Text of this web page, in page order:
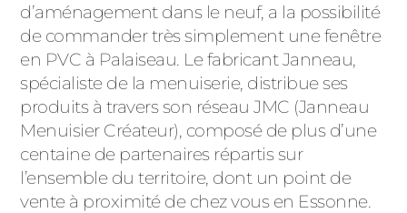
d’aménagement dans le neuf, a la possibilité
de commander très simplement une fenêtre
en PVC à Palaiseau. Le fabricant Janneau,
spécialiste de la menuiserie, distribue ses
produits à travers son réseau JMC (Janneau
Menuisier Créateur), composé de plus d’une
centaine de partenaires répartis sur
l’ensemble du territoire, dont un point de
vente à proximité de chez vous en Essonne.